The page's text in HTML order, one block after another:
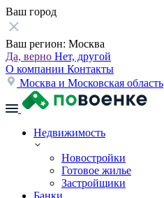
Ваш город
Ваш регион: Москва
Да, верно Нет, другой
О компании Контакты
Москва и Московская область
Недвижимость
Новостройки
Готовое жилье
Застройщики
Банки